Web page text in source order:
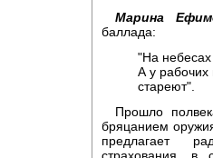
Марина
баллада:
"На
А у рабочих
стареют".
Прошло
бряцанием
предлагает
страхования, в